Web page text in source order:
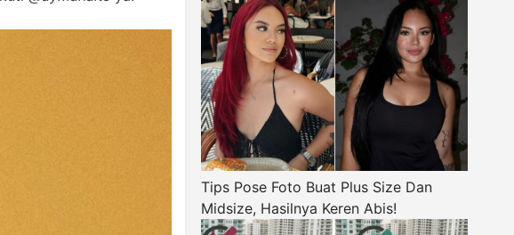
Tips Pose Foto Buat Plus Size Dan
Midsize, Hasilnya Keren Abis!